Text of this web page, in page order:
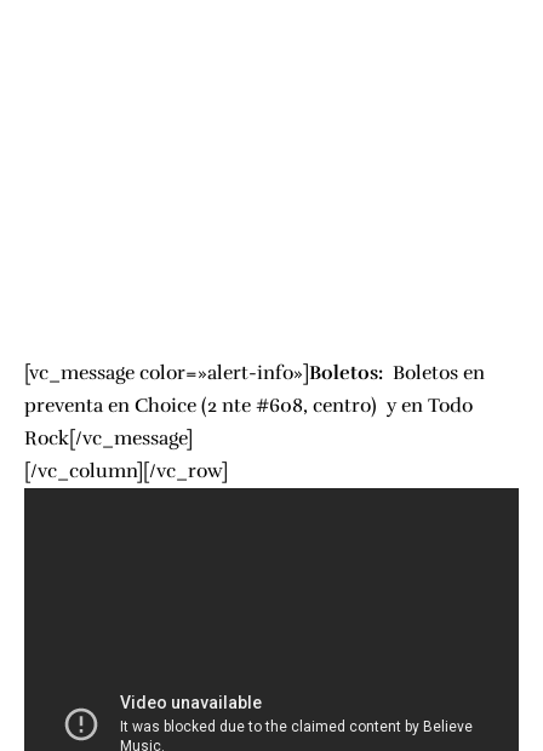
[vc_message color=»alert-info»]Boletos: Boletos en
preventa en Choice (2 nte #608, centro) y en Todo
Rock[/vc_message]
[/vc_column][/vc_row]